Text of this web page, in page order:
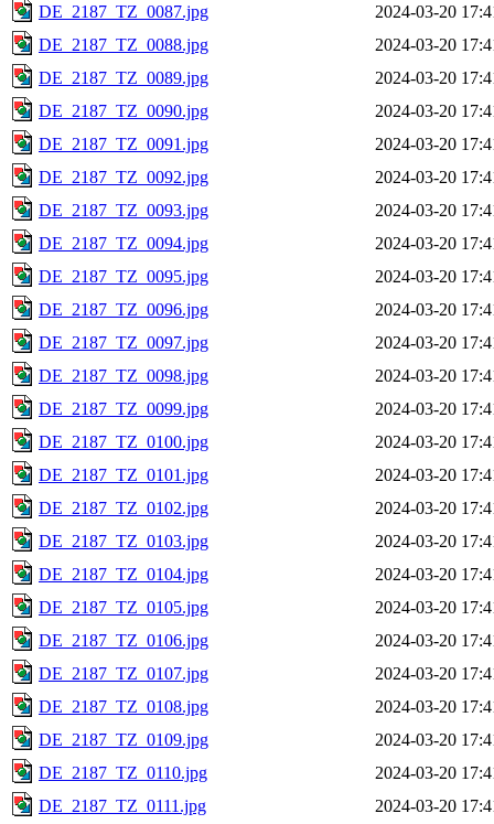
DE_2187_TZ_0087.jpg
2024-03-20
DE_2187_TZ_0088.jpg
2024-03-20
DE_2187_TZ_0089.jpg
2024-03-20
DE_2187_TZ_0090.jpg
2024-03-20
DE_2187_TZ_0091.jpg
2024-03-20
DE_2187_TZ_0092.jpg
2024-03-20
DE_2187_TZ_0093.jpg
2024-03-20
DE_2187_TZ_0094.jpg
2024-03-20
DE_2187_TZ_0095.jpg
2024-03-20
DE_2187_TZ_0096.jpg
2024-03-20
DE_2187_TZ_0097.jpg
2024-03-20
DE_2187_TZ_0098.jpg
2024-03-20
DE_2187_TZ_0099.jpg
2024-03-20
DE_2187_TZ_0100.jpg
2024-03-20
DE_2187_TZ_0101.jpg
2024-03-20
DE_2187_TZ_0102.jpg
2024-03-20
DE_2187_TZ_0103.jpg
2024-03-20
DE_2187_TZ_0104.jpg
2024-03-20
DE_2187_TZ_0105.jpg
2024-03-20
DE_2187_TZ_0106.jpg
2024-03-20
DE_2187_TZ_0107.jpg
2024-03-20
DE_2187_TZ_0108.jpg
2024-03-20
DE_2187_TZ_0109.jpg
2024-03-20
DE_2187_TZ_0110.jpg
2024-03-20
DE_2187_TZ_0111.jpg
2024-03-20